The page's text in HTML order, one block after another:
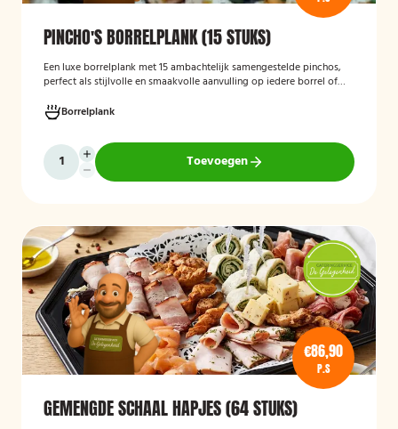
PINCHO'S BORRELPLANK (15 STUKS)
Een luxe borrelplank met 15 ambachtelijk samengestelde pinchos,
perfect als stijlvolle en smaakvolle aanvulling op iedere borrel of
Borrelplank
Toevoegen
€86,90
P.S
GEMENGDE SCHAAL HAPJES (64 STUKS)